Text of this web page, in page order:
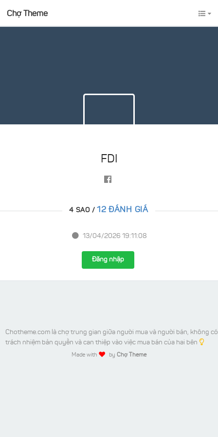
Chợ Theme
FDI
4 SAO / 12 ĐÁNH GIÁ
13/04/2026 19:11:08
Đăng nhập
Chotheme.com là chợ trung gian giữa người mua và người bán, không có
trách nhiệm bản quyền và can thiệp vào việc mua bán của hai bên
Made with by Chợ Theme